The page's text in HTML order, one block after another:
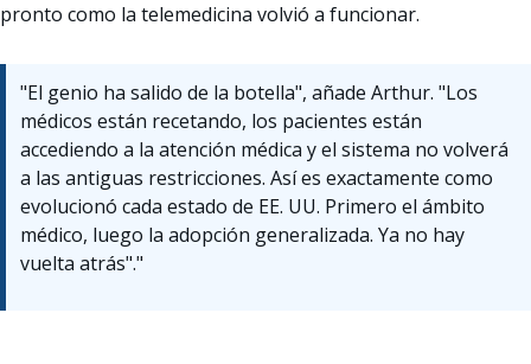
pronto como la telemedicina volvió a funcionar.
"El genio ha salido de la botella", añade Arthur. "Los
médicos están recetando, los pacientes están
accediendo a la atención médica y el sistema no volverá
a las antiguas restricciones. Así es exactamente como
evolucionó cada estado de EE. UU. Primero el ámbito
médico, luego la adopción generalizada. Ya no hay
vuelta atrás"."